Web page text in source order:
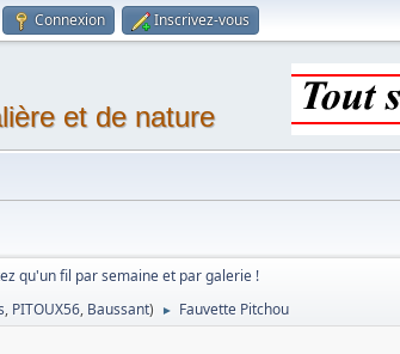
Connexion Inscrivez-vous
et de nature
qu'un fil par semaine et par galerie !
, PITOUX56, Baussant) ► Fauvette Pitchou